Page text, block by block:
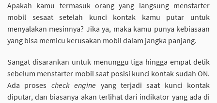
Apakah kamu termasuk orang yang langsung menstarter
mobil sesaat setelah kunci kontak kamu putar untuk
menyalakan mesinnya? Jika ya, maka kamu punya kebiasaan
yang bisa memicu kerusakan mobil dalam jangka panjang.
Sangat disarankan untuk menunggu tiga hingga empat detik
sebelum menstarter mobil saat posisi kunci kontak sudah ON.
Ada proses check engine yang terjadi saat kunci kontak
diputar, dan biasanya akan terlihat dari indikator yang ada di